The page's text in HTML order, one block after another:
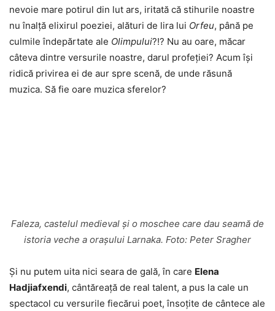
nevoie mare potirul din lut ars, iritată că stihurile noastre
nu înalță elixirul poeziei, alături de lira lui Orfeu, până pe
culmile îndepărtate ale Olimpului?!? Nu au oare, măcar
câteva dintre versurile noastre, darul profeției? Acum își
ridică privirea ei de aur spre scenă, de unde răsună
muzica. Să fie oare muzica sferelor?
Faleza, castelul medieval și o moschee care dau seamă de
istoria veche a orașului Larnaka. Foto: Peter Sragher
Și nu putem uita nici seara de gală, în care Elena
Hadjiafxendi, cântăreață de real talent, a pus la cale un
spectacol cu versurile fiecărui poet, însoțite de cântece ale